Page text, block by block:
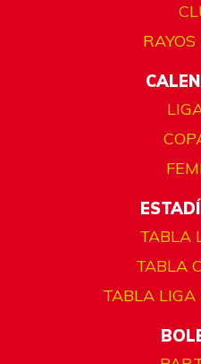
TABLA
TABLA
TABLA LIGA